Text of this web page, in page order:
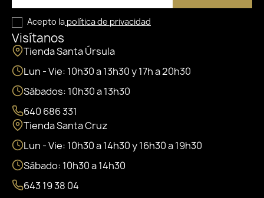
Acepto la política de privacidad
Visítanos
Tienda Santa Úrsula
Lun - Vie: 10h30 a 13h30 y 17h a 20h30
Sábados: 10h30 a 13h30
640 686 331
Tienda Santa Cruz
Lun - Vie: 10h30 a 14h30 y 16h30 a 19h30
Sábado: 10h30 a 14h30
643 19 38 04